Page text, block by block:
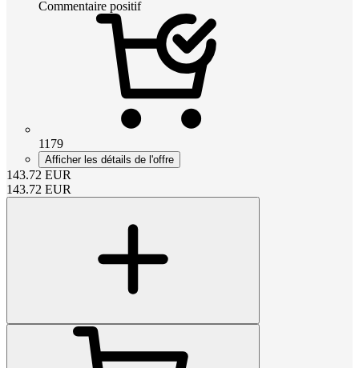
Commentaire positif
1179
Afficher les détails de l'offre
143.72 EUR
143.72 EUR